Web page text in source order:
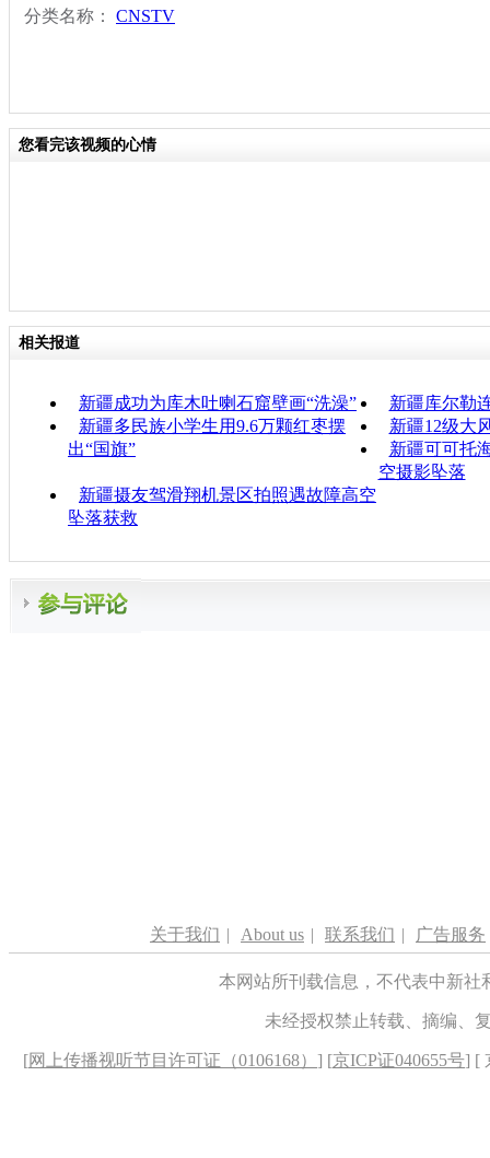
分类名称： CNSTV
您看完该视频的心情
相关报道
新疆成功为库木吐喇石窟壁画“洗澡”
新疆库尔勒
新疆多民族小学生用9.6万颗红枣摆
出“国旗”
新疆12级大
新疆可可托
空摄影坠落
新疆摄友驾滑翔机景区拍照遇故障高空
坠落获救
关于我们 | About us | 联系我们 | 广告服务
本网站所刊载信息，不代表中新
未经授权禁止转载、摘编、
[网上传播视听节目许可证（0106168） ] [京ICP证040655号] [